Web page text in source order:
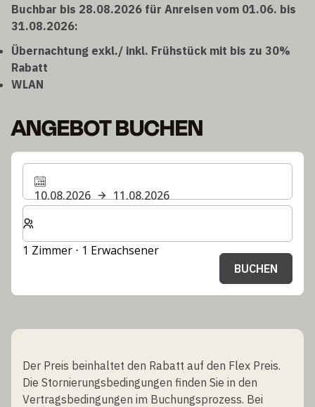
Buchbar bis 28.08.2026 für Anreisen vom 01.06. bis
31.08.2026:
Übernachtung exkl./ inkl. Frühstück mit bis zu 30%
Rabatt
WLAN
ANGEBOT BUCHEN
10.08.2026
11.08.2026
Wählen Sie die Anzahl der Zimmer und Gäste für Ihren
1 Zimmer ⋅ 1 Erwachsener
BUCHEN
Der Preis beinhaltet den Rabatt auf den Flex Preis.
Die Stornierungsbedingungen finden Sie in den
Vertragsbedingungen im Buchungsprozess. Bei